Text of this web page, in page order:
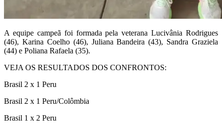
A equipe campeã foi formada pela veterana Lucivânia Rodrigues
(46), Karina Coelho (46), Juliana Bandeira (43), Sandra Graziela
(44) e Poliana Rafaela (35).
VEJA OS RESULTADOS DOS CONFRONTOS:
Brasil 2 x 1 Peru
Brasil 2 x 1 Peru/Colômbia
Brasil 1 x 2 Peru